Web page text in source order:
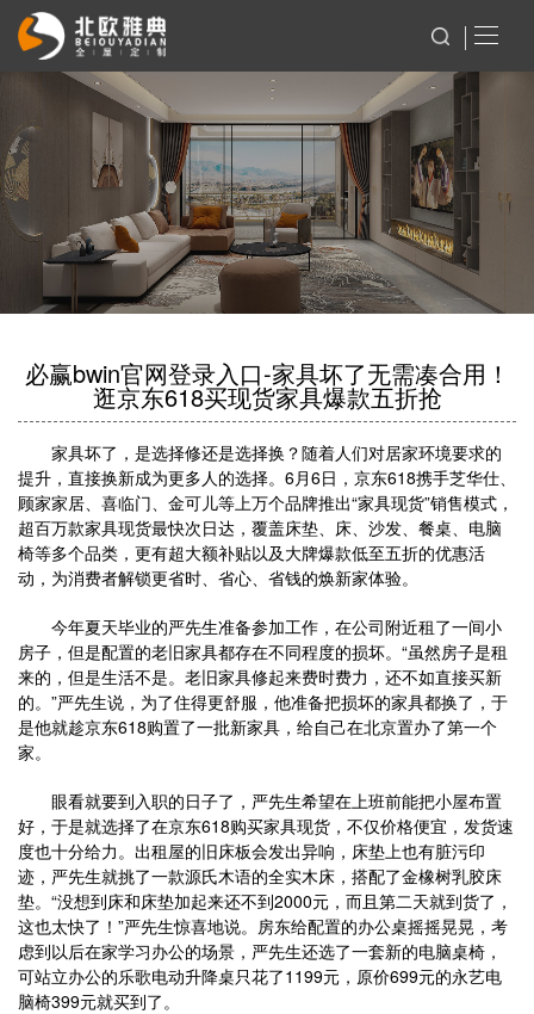
必赢bwin官网登录入口-家具坏了无需凑合用！
逛京东618买现货家具爆款五折抢
家具坏了，是选择修还是选择换？随着人们对居家环境要求的
提升，直接换新成为更多人的选择。6月6日，京东618携手芝华仕、
顾家家居、喜临门、金可儿等上万个品牌推出“家具现货”销售模式，
超百万款家具现货最快次日达，覆盖床垫、床、沙发、餐桌、电脑
椅等多个品类，更有超大额补贴以及大牌爆款低至五折的优惠活
动，为消费者解锁更省时、省心、省钱的焕新家体验。
今年夏天毕业的严先生准备参加工作，在公司附近租了一间小
房子，但是配置的老旧家具都存在不同程度的损坏。“虽然房子是租
来的，但是生活不是。老旧家具修起来费时费力，还不如直接买新
的。”严先生说，为了住得更舒服，他准备把损坏的家具都换了，于
是他就趁京东618购置了一批新家具，给自己在北京置办了第一个
家。
眼看就要到入职的日子了，严先生希望在上班前能把小屋布置
好，于是就选择了在京东618购买家具现货，不仅价格便宜，发货速
度也十分给力。出租屋的旧床板会发出异响，床垫上也有脏污印
迹，严先生就挑了一款源氏木语的全实木床，搭配了金橡树乳胶床
垫。“没想到床和床垫加起来还不到2000元，而且第二天就到货了，
这也太快了！”严先生惊喜地说。房东给配置的办公桌摇摇晃晃，考
虑到以后在家学习办公的场景，严先生还选了一套新的电脑桌椅，
可站立办公的乐歌电动升降桌只花了1199元，原价699元的永艺电
脑椅399元就买到了。